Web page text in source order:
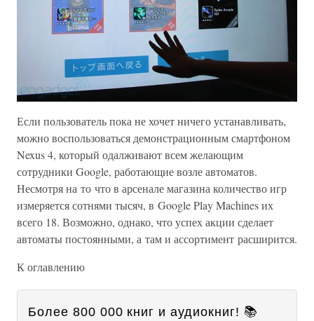
Если пользователь пока не хочет ничего устанавливать,
можно воспользоваться демонстрационным смартфоном
Nexus 4, который одалживают всем желающим
сотрудники Google, работающие возле автоматов.
Несмотря на то что в арсенале магазина количество игр
измеряется сотнями тысяч, в Google Play Machines их
всего 18. Возможно, однако, что успех акции сделает
автоматы постоянными, а там и ассортимент расширится.
К оглавлению
Более 800 000 книг и аудиокниг! 📚